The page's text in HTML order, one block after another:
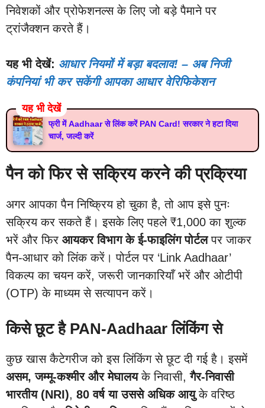
निवेशकों और प्रोफेशनल्स के लिए जो बड़े पैमाने पर
ट्रांजैक्शन करते हैं।
यह भी देखें: आधार नियमों में बड़ा बदलाव! – अब निजी
कंपनियां भी कर सकेंगी आपका आधार वेरिफिकेशन
यह भी देखें
फ्री में Aadhaar से लिंक करें PAN Card! सरकार ने हटा दिया
चार्ज, जल्दी करें
पैन को फिर से सक्रिय करने की प्रक्रिया
अगर आपका पैन निष्क्रिय हो चुका है, तो आप इसे पुनः
सक्रिय कर सकते हैं। इसके लिए पहले ₹1,000 का शुल्क
भरें और फिर आयकर विभाग के ई-फाइलिंग पोर्टलपर जाकर
पैन-आधार को लिंक करें। पोर्टल पर ‘Link Aadhaar’
विकल्प का चयन करें, जरूरी जानकारियाँ भरें और ओटीपी
(OTP) के माध्यम से सत्यापन करें।
किसे छूट है PAN-Aadhaar लिंकिंग से
कुछ खास कैटेगरीज को इस लिंकिंग से छूट दी गई है। इसमें
असम, जम्मू-कश्मीर और मेघालयके निवासी,गैर-निवासी
भारतीय (NRI), 80 वर्ष या उससे अधिक आयुके वरिष्ठ